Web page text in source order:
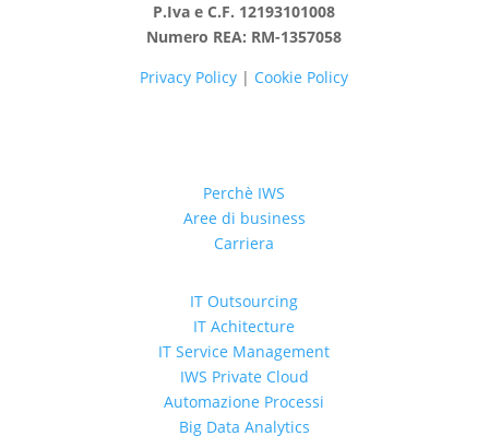
P.Iva e C.F. 12193101008
Numero REA: RM-1357058
Privacy Policy | Cookie Policy
Perchè IWS
Aree di business
Carriera
IT Outsourcing
IT Achitecture
IT Service Management
IWS Private Cloud
Automazione Processi
Big Data Analytics